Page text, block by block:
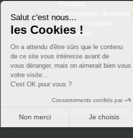
- Statistiques